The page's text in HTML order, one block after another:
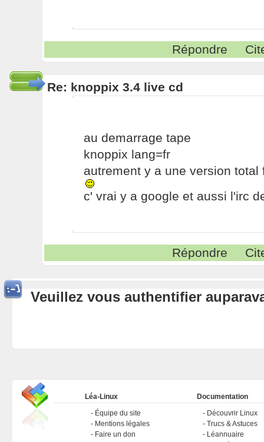
Répondre
Re: knoppix 3.4 live cd
au demarrage tape
knoppix lang=fr
autrement y a une version total
c' vrai y a google et aussi l'irc
Répondre
Veuillez vous authentifier
Léa-Linux
Équipe du site
Mentions légales
Faire un don
Documentation
Découvrir Linux
Trucs & Astuces
Léannuaire